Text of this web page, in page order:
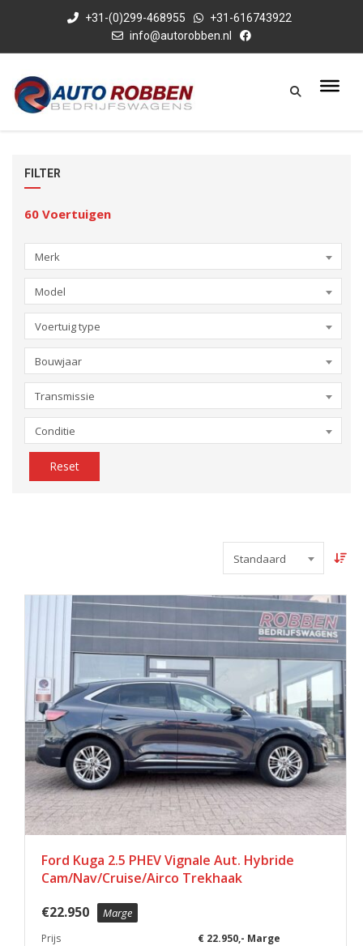
+31-(0)299-468955
+31-616743922
info@autorobben.nl
FILTER
60 Voertuigen
Merk
Model
Voertuig type
Bouwjaar
Transmissie
Conditie
Reset
Standaard
Ford Kuga 2.5 PHEV Vignale Aut. Hybride
Cam/Nav/Cruise/Airco Trekhaak
€22.950 Marge
Prijs
€ 22.950,- Marge